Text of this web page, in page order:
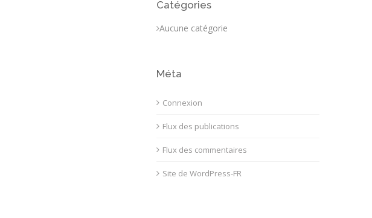
Catégories
Aucune catégorie
Méta
Connexion
Flux des publications
Flux des commentaires
Site de WordPress-FR